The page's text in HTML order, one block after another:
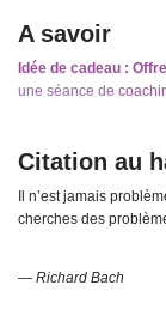
A savoir
Idée de cadeau :
une séance de
Citation au
Il n’est jamais
cherches des
— Richard Bach